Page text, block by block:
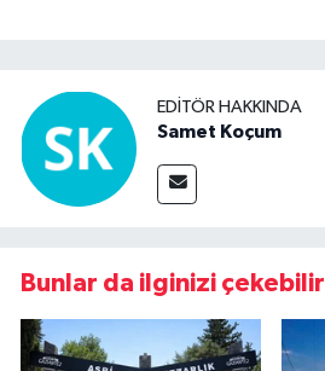
EDITÖR HAKKINDA
Samet Koçum
Bunlar da ilginizi çekebilir